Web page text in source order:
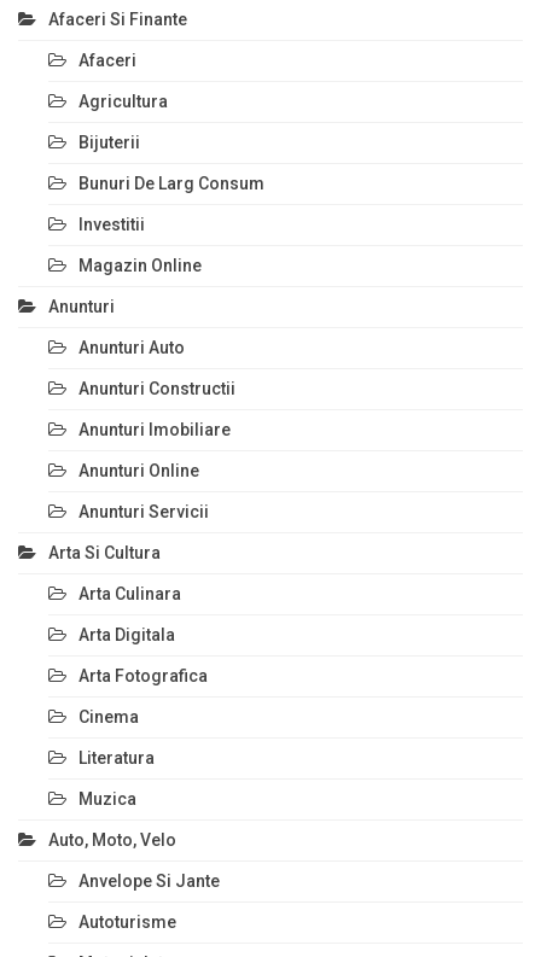
Afaceri Si Finante
Afaceri
Agricultura
Bijuterii
Bunuri De Larg Consum
Investitii
Magazin Online
Anunturi
Anunturi Auto
Anunturi Constructii
Anunturi Imobiliare
Anunturi Online
Anunturi Servicii
Arta Si Cultura
Arta Culinara
Arta Digitala
Arta Fotografica
Cinema
Literatura
Muzica
Auto, Moto, Velo
Anvelope Si Jante
Autoturisme